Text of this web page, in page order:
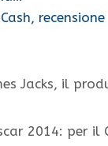
recensione
Jacks, il
2014: per il